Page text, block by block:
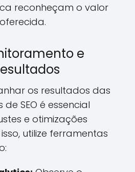
reconheçam o valor
e
os resultados das
SEO é essencial
e otimizações
utilize ferramentas